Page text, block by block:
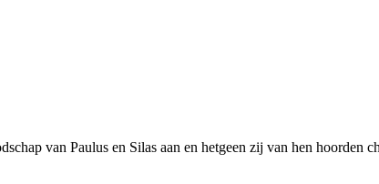
van Paulus en Silas aan en hetgeen zij van hen hoorden